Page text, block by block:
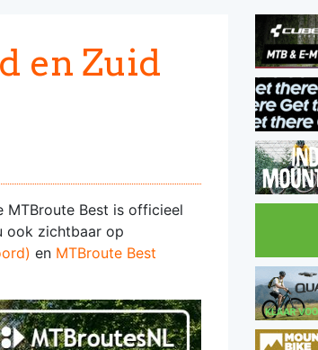
en Zuid
MTBroute Best is officieel
ook zichtbaar op
en MTBroute Best